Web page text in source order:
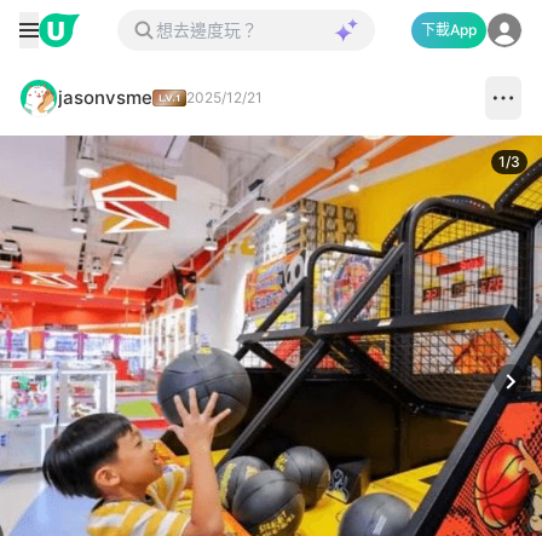
下載App
jasonvsme 2025/12/21
1/3